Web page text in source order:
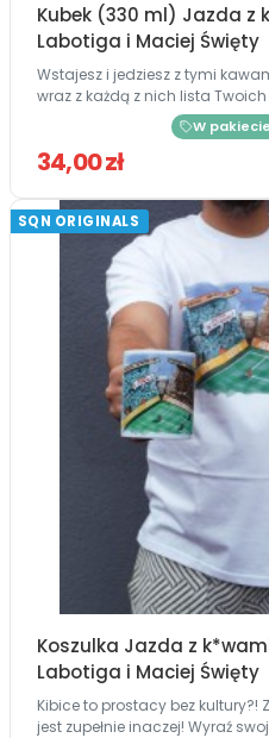
Kubek (330 ml) Jazda z
Labotiga i Maciej Święty
Wstajesz i jedziesz z tymi
wraz z każdą z nich lista Twoich
W
34,00 zł
SQN ORIGINALS
Koszulka Jazda z
Labotiga i Maciej Święty
Kibice to prostacy bez kultury?!
jest zupełnie inaczej! Wyraź